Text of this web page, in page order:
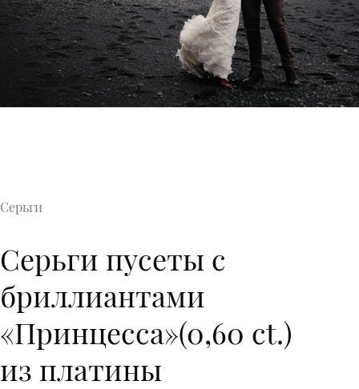
Серьги
Серьги пусеты с
бриллиантами
«Принцесса»(0,60 ct.)
из платины